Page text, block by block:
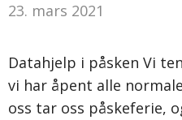
23. mars 2021
Datahjelp i påsken Vi
vi har åpent alle
oss tar oss påskeferie,